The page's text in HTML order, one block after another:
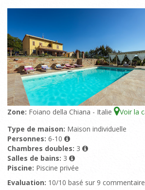
Zone: Foiano della Chiana - Italie Voir la
Type de maison: Maison individuelle
Personnes: 6-10
Chambres doubles: 3
Salles de bains: 3
Piscine: Piscine privée
Evaluation: 10/10 basé sur 9